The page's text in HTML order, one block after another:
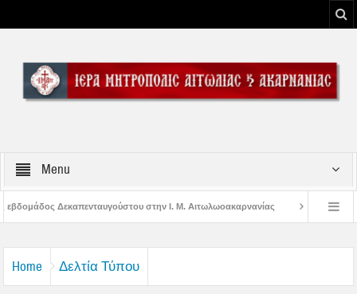
Menu
στην Ι. Μ. Αιτωλωοακαρνανίας Μήνυμα Σεβασμιωτάτου
Home Δελτία Τύπου